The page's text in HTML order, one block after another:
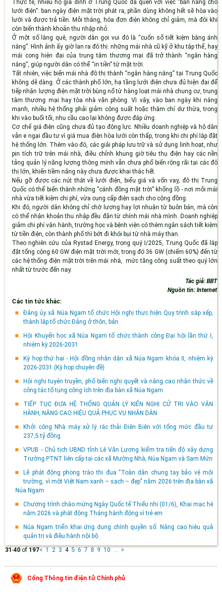
Thực tế, nhiều hộ gia đình ở Trung Quốc đã quen với việc “bán nắng cho
lưới điện”: ban ngày điện mặt trời phát ra, phần dùng không hết sẽ hòa vào
lưới và được trả tiền. Mỗi tháng, hóa đơn điện không chỉ giảm, mà đôi khi
còn biến thành khoản thu nhập nhỏ.
Ở một số làng quê, người dân gọi vui đó là “cuốn sổ tiết kiệm bằng ánh
nắng”. Hình ảnh ấy giờ lan ra đô thị: những mái nhà cũ kỹ ở khu tập thể, hay
mái cong hiện đại của trung tâm thương mại đã trở thành “ngân hàng
nắng”, giúp người dân có thể “in tiền” từ mặt trời.
Tất nhiên, việc biến mái nhà đô thị thành “ngân hàng nắng” tại Trung Quốc
không dễ dàng. Ở các thành phố lớn, hạ tầng lưới điện chưa đủ hiện đại để
tiếp nhận lượng điện mặt trời bùng nổ từ hàng loạt mái nhà chung cư, trung
tâm thương mại hay tòa nhà văn phòng. Vì vậy, vào ban ngày khi nắng
mạnh, nhiều hệ thống phải giảm công suất hoặc thậm chí dư thừa, trong
khi vào buổi tối, nhu cầu cao lại không được đáp ứng.
Cơ chế giá điện cũng chưa đủ tạo động lực. Nhiều doanh nghiệp và hộ dân
vẫn e ngại đầu tư vì giá mua điện hòa lưới còn thấp, trong khi chi phí lắp đặt
hệ thống lớn. Thêm vào đó, các giải pháp lưu trữ và sử dụng linh hoạt, như
pin tích trữ trên mái nhà, điều chỉnh khung giờ tiêu thụ điện hay các nền
tảng quản lý năng lượng thông minh vẫn chưa phổ biến rộng rãi tại các đô
thị lớn, khiến tiềm năng này chưa được khai thác hết.
Nếu gỡ được các nút thắt về lưới điện, biểu giá và vốn vay, đô thị Trung
Quốc có thể biến thành những "cánh đồng mặt trời" khổng lồ - nơi mỗi mái
nhà vừa tiết kiệm chi phí, vừa cung cấp điện sạch cho cộng đồng.
Khi đó, người dân không chỉ chờ lương hay lợi nhuận từ buôn bán, mà còn
có thể nhận khoản thu nhập đều đặn từ chính mái nhà mình. Doanh nghiệp
giảm chi phí vận hành, trường học và bệnh viện có thêm ngân sách tiết kiệm
từ tiền điện, còn thành phố thì bớt đi khói bụi từ nhà máy than.
Theo nghiên cứu của Rystad Energy, trong quý I/2025, Trung Quốc đã lắp
đặt tổng cộng 60 GW điện mặt trời mới, trong đó 36 GW (chiếm 60%) đến từ
các hệ thống điện mặt trời trên mái nhà, mức tăng công suất theo quý lớn
nhất từ trước đến nay.
Tác giả: BBT
Nguồn tin: Internet
Các tin tức khác:
Đảng ủy xã Núa Ngam tổ chức Hội nghị thực hiện Quy trình sắp xếp,
thành lập tổ chức Đảng ở thôn, bản
Hội Khuyến học xã Núa Ngam tổ chức thành công Đại hội lần thứ I,
nhiệm kỳ 2026-2031
Kỳ họp thứ hai - Hội đồng nhân dân xã Núa Ngam khóa II, nhiệm kỳ
2026-2031 (Kỳ họp chuyên đề)
Hội nghị tuyên truyền, phổ biến nghị quyết và nâng cao nhận thức về
công tác tố tụng công ích trên địa bàn xã Núa Ngam
TIẾP TỤC ĐƯA HỆ THỐNG QUẢN LÝ KIẾN NGHỊ CỬ TRI VÀO VẬN
HÀNH, NÂNG CAO HIỆU QUẢ PHỤC VỤ NHÂN DÂN
Khởi công Nhà máy xử lý rác thải Điện Biên với tổng mức đầu tư
237,5 tỷ đồng
VPUB - Chủ tịch UBND tỉnh Lê Văn Lương kiểm tra tiến độ xây dựng
Trường PTNT liên cấp tại các xã Mường Nhà, Núa Ngam và Sam Mứn
Lễ phát động phong trào thi đua "Toàn dân chung tay bảo vệ môi
trường, vì một Việt Nam xanh – sạch – đẹp" năm 2026 trên địa bàn xã
Núa Ngam
Chương trình chào mừng Ngày Quốc tế Thiếu nhi (01/6), Khai mạc hè
năm 2026 và phát động Tháng hành động vì trẻ em
Núa Ngam triển khai ứng dụng chính quyền số: Nâng cao hiệu quả
quản trị và điều hành nội bộ
31-40of197< 1 2 3 4 5 6 7 8 9 10 ... >
Cổng Thông tin điện tử Chính phủ